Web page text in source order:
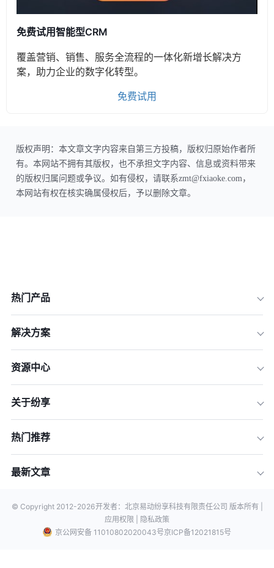
免费试用智能型CRM
覆盖营销、销售、服务全流程的一体化新增长解决方
案，助力企业的数字化转型。
免费试用
版权声明：本文章文字内容来自第三方投稿，版权归原始作者所
有。本网站不拥有其版权，也不承担文字内容、信息或资料带来
的版权归属问题或争议。如有侵权，请联系zmt@fxiaoke.com，
本网站有权在核实确属侵权后，予以删除文章。
热门产品
解决方案
资源中心
关于纷享
热门推荐
最新文章
© Copyright 2012-2026开发者：北京易动纷享科技有限责任公司 版本所有 |
应用权限 |
隐私政策
京公网安备 11010802020043号京ICP备12021815号